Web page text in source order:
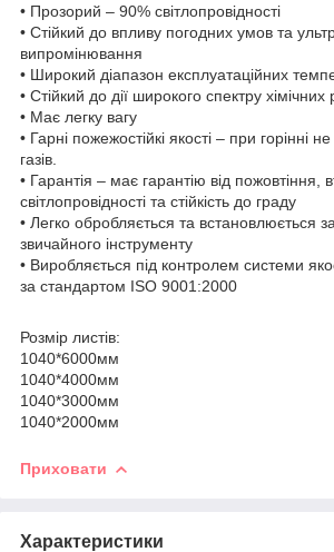
• Прозорий – 90% світлопровідності
• Стійкий до впливу погодних умов та
випромінювання
• Широкий діапазон експлуатаційних
• Стійкий до дії широкого спектру хімічних
• Має легку вагу
• Гарні пожежостійкі якості – при горінні
газів.
• Гарантія – має гарантію від пожовтіння,
світлопровідності та стійкість до граду
• Легко обробляється та встановлюється
звичайного інструменту
• Виробляється під контролем системи
за стандартом ISO 9001:2000
Розмір листів:
1040*6000мм
1040*4000мм
1040*3000мм
1040*2000мм
Приховати
Характеристики